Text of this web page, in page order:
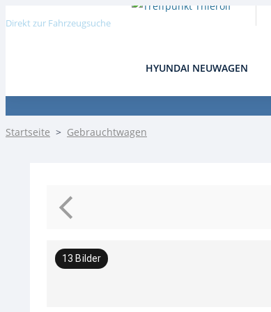
Direkt zur Fahrzeugsuche
HYUNDAI NEUWAGEN
Startseite > Gebrauchtwagen
13 Bilder